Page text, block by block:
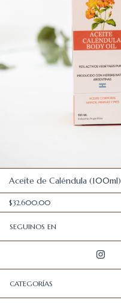
Aceite de Caléndula (100ml)
$32.600,00
SEGUINOS EN
CATEGORÍAS